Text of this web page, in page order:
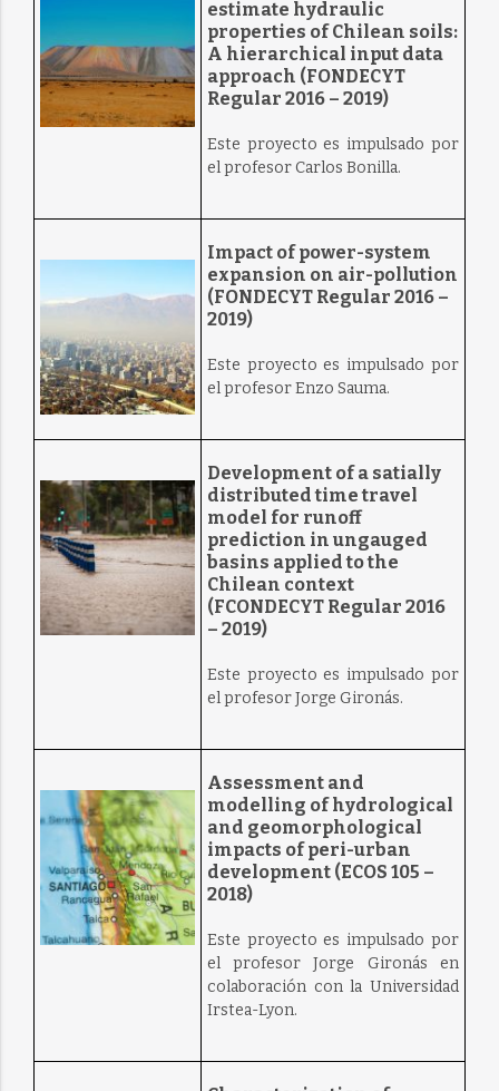
estimate hydraulic
properties of Chilean soils:
A hierarchical input data
approach (FONDECYT
Regular 2016 – 2019)
Este proyecto es impulsado por
el profesor Carlos Bonilla.
Impact of power-system
expansion on air-pollution
(FONDECYT Regular 2016 –
2019)
Este proyecto es impulsado por
el profesor Enzo Sauma.
Development of a satially
distributed time travel
model for runoff
prediction in ungauged
basins applied to the
Chilean context
(FCONDECYT Regular 2016
– 2019)
Este proyecto es impulsado por
el profesor Jorge Gironás.
Assessment and
modelling of hydrological
and geomorphological
impacts of peri-urban
development (ECOS 105 –
2018)
Este proyecto es impulsado por
el profesor Jorge Gironás en
colaboración con la Universidad
Irstea-Lyon.